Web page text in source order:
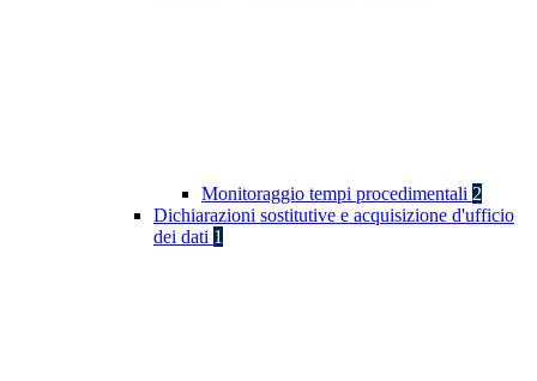
Monitoraggio tempi procedimentali 2
Dichiarazioni sostitutive e acquisizione d'ufficio
dei dati 1